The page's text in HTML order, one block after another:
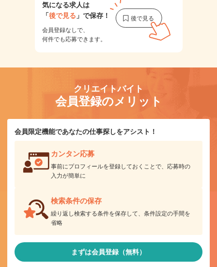
気になる求人は
「後で見る 」で保存！
会員登録なしで、
何件でも応募できます。
クリエイトバイト
会員登録のメリット
会員限定機能であなたの仕事探しをアシスト！
カンタン応募
事前にプロフィールを登録しておくことで、応募時の
入力が簡単に
検索条件の保存
繰り返し検索する条件を保存して、条件設定の手間を
省略
まずは会員登録（無料）